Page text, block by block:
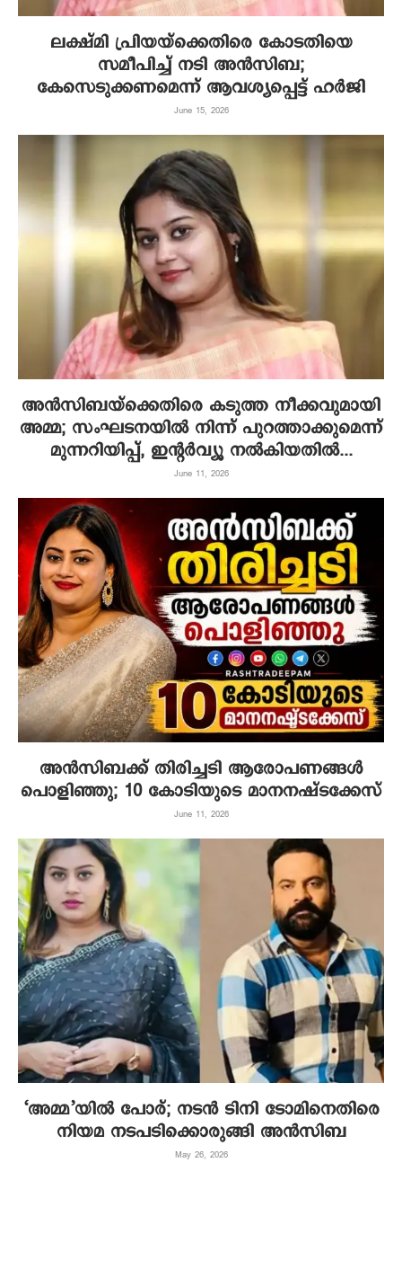
ലക്ഷ്‌മി പ്രിയയ്‌ക്കെതിരെ കോടതിയെ
സമീപിച്ച് നടി അൻസിബ;
കേസെടുക്കണമെന്ന് ആവശ്യപ്പെട്ട് ഹർജി
June 15, 2026
അൻസിബയ്ക്കെതിരെ കടുത്ത നീക്കവുമായി
അമ്മ; സംഘടനയിൽ നിന്ന് പുറത്താക്കുമെന്ന്
മുന്നറിയിപ്പ്, ഇന്റർവ്യൂ നൽകിയതിൽ...
June 11, 2026
അൻസിബക്ക് തിരിച്ചടി ആരോപണങ്ങൾ
പൊളിഞ്ഞു; 10 കോടിയുടെ മാനനഷ്ടക്കേസ്
June 11, 2026
‘അമ്മ’യിൽ പോര്; നടൻ ടിനി ടോമിനെതിരെ
നിയമ നടപടിക്കൊരുങ്ങി അൻസിബ
May 26, 2026